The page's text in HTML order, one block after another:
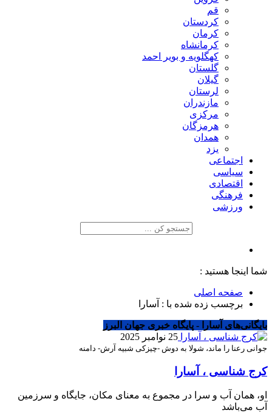
قم
کردستان
کرمان
کرمانشاه
کهگلویه و بویر احمد
گلستان
گیلان
لرستان
مازندران
مرکزی
هرمزگان
همدان
یزد
اجتماعی
سیاسی
اقتصادی
فرهنگی
ورزشی
شما اینجا هستید :
صفحه اصلی
برچسب زده شده با : آسارا
بایگانی‌های آسارا - پایگاه خبری جهان البرز
25 نوامبر 2025
جوانی رعنا را ماند، شولا به دوش -چیزکی شبیه آرش- دامنه
کرج شناسی ، آسارا
او، همان آب و سرا در مجموع به معنای مکان، جایگاه و سرزمین
آب می‌باشد